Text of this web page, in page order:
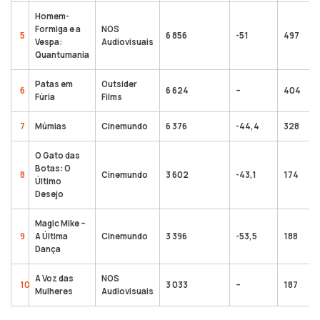
5
Homem-
Formiga e a
Vespa:
Quantumania
NOS
Audiovisuais
6 856 -51 497
6
Patas em
Fúria
Outsider
Films
6 624 – 404
7 Múmias Cinemundo 6 376 -44,4 328
8
O Gato das
Botas: O
Último
Desejo
Cinemundo 3 602 -43,1 174
9
Magic Mike –
A Última
Dança
Cinemundo 3 396 -53,5 188
10
A Voz das
Mulheres
NOS
Audiovisuais
3 033 – 187